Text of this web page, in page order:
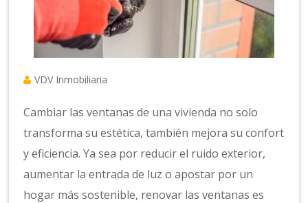
VDV Inmobiliaria
Cambiar las ventanas de una vivienda no solo
transforma su estética, también mejora su confort
y eficiencia. Ya sea por reducir el ruido exterior,
aumentar la entrada de luz o apostar por un
hogar más sostenible, renovar las ventanas es